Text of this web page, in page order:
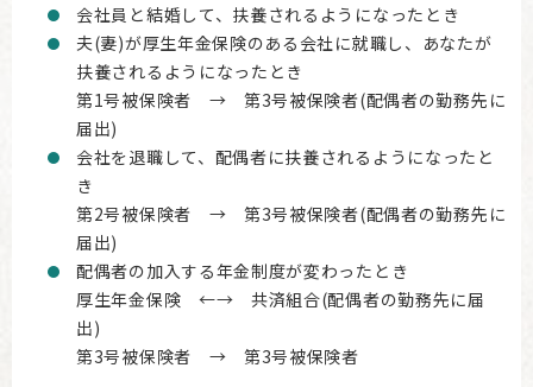
会社員と結婚して、扶養されるようになったとき
夫(妻)が厚生年金保険のある会社に就職し、あなたが
扶養されるようになったとき
第1号被保険者 → 第3号被保険者(配偶者の勤務先に
届出)
会社を退職して、配偶者に扶養されるようになったと
き
第2号被保険者 → 第3号被保険者(配偶者の勤務先に
届出)
配偶者の加入する年金制度が変わったとき
厚生年金保険 ←→ 共済組合(配偶者の勤務先に届
出)
第3号被保険者 → 第3号被保険者